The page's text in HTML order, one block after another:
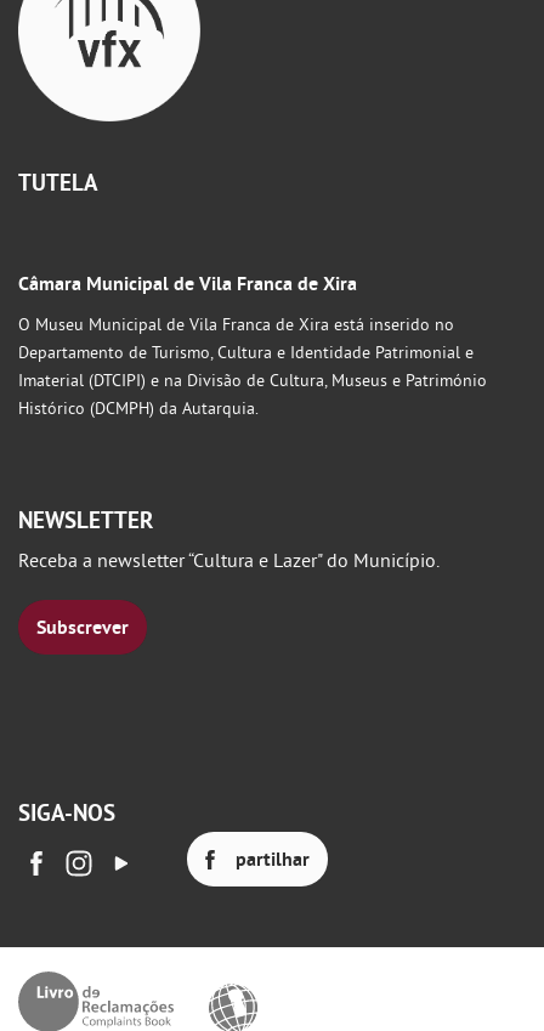
TUTELA
Câmara Municipal de Vila Franca de Xira
O Museu Municipal de Vila Franca de Xira está inserido no
Departamento de Turismo, Cultura e Identidade Patrimonial e
Imaterial (DTCIPI) e na Divisão de Cultura, Museus e Património
Histórico (DCMPH) da Autarquia.
NEWSLETTER
Receba a newsletter “Cultura e Lazer" do Município.
Subscrever
SIGA-NOS
partilhar